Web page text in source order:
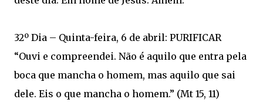
32º Dia – Quinta-feira, 6 de abril: PURIFICAR
“Ouvi e compreendei. Não é aquilo que entra pela
boca que mancha o homem, mas aquilo que sai
dele. Eis o que mancha o homem.” (Mt 15, 11)